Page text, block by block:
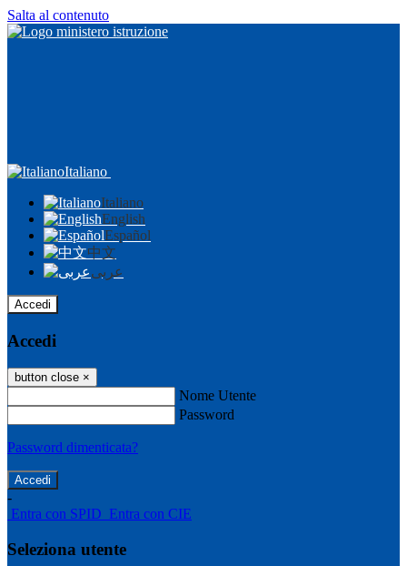
Salta al contenuto
Italiano
Italiano
English
Español
中文
عربى
Accedi
Accedi
button close ×
Nome Utente
Password
Password dimenticata?
-
Entra con SPID Entra con CIE
Seleziona utente